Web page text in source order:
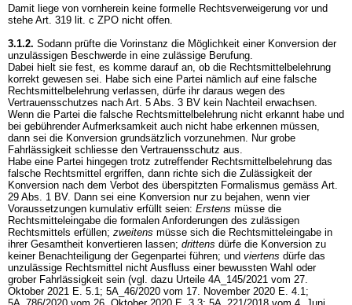
Damit liege von vornherein keine formelle Rechtsverweigerung vor und
stehe Art. 319 lit. c ZPO nicht offen.
3.1.2. Sodann prüfte die Vorinstanz die Möglichkeit einer Konversion der
unzulässigen Beschwerde in eine zulässige Berufung.
Dabei hielt sie fest, es komme darauf an, ob die Rechtsmittelbelehrung
korrekt gewesen sei. Habe sich eine Partei nämlich auf eine falsche
Rechtsmittelbelehrung verlassen, dürfe ihr daraus wegen des
Vertrauensschutzes nach Art. 5 Abs. 3 BV kein Nachteil erwachsen.
Wenn die Partei die falsche Rechtsmittelbelehrung nicht erkannt habe und
bei gebührender Aufmerksamkeit auch nicht habe erkennen müssen,
dann sei die Konversion grundsätzlich vorzunehmen. Nur grobe
Fahrlässigkeit schliesse den Vertrauensschutz aus.
Habe eine Partei hingegen trotz zutreffender Rechtsmittelbelehrung das
falsche Rechtsmittel ergriffen, dann richte sich die Zulässigkeit der
Konversion nach dem Verbot des überspitzten Formalismus gemäss Art.
29 Abs. 1 BV. Dann sei eine Konversion nur zu bejahen, wenn vier
Voraussetzungen kumulativ erfüllt seien: Erstens müsse die
Rechtsmitteleingabe die formalen Anforderungen des zulässigen
Rechtsmittels erfüllen; zweitens müsse sich die Rechtsmitteleingabe in
ihrer Gesamtheit konvertieren lassen; drittens dürfe die Konversion zu
keiner Benachteiligung der Gegenpartei führen; und viertens dürfe das
unzulässige Rechtsmittel nicht Ausfluss einer bewussten Wahl oder
grober Fahrlässigkeit sein (vgl. dazu Urteile 4A_145/2021 vom 27.
Oktober 2021 E. 5.1; 5A_46/2020 vom 17. November 2020 E. 4.1;